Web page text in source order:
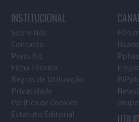
INSTITUCIONAL
Sobre Nós
Contacto
Press Kit
Ficha Técnica
Regras de Utilização
Privacidade
Política de Cookies
Estatuto Editorial